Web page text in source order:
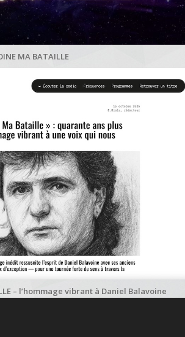
MA BATAILLE
– l’hommage vibrant à Daniel Balavoine